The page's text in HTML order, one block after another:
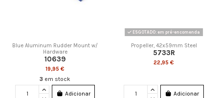
Blue Aluminum Rudder Mount w/
Hardware
10639
19,95 €
3 em stock
Adicionar
ESGOTADO: em pré-encomenda
Propeller, 42x59mm Steel
5733R
22,95 €
Adicionar